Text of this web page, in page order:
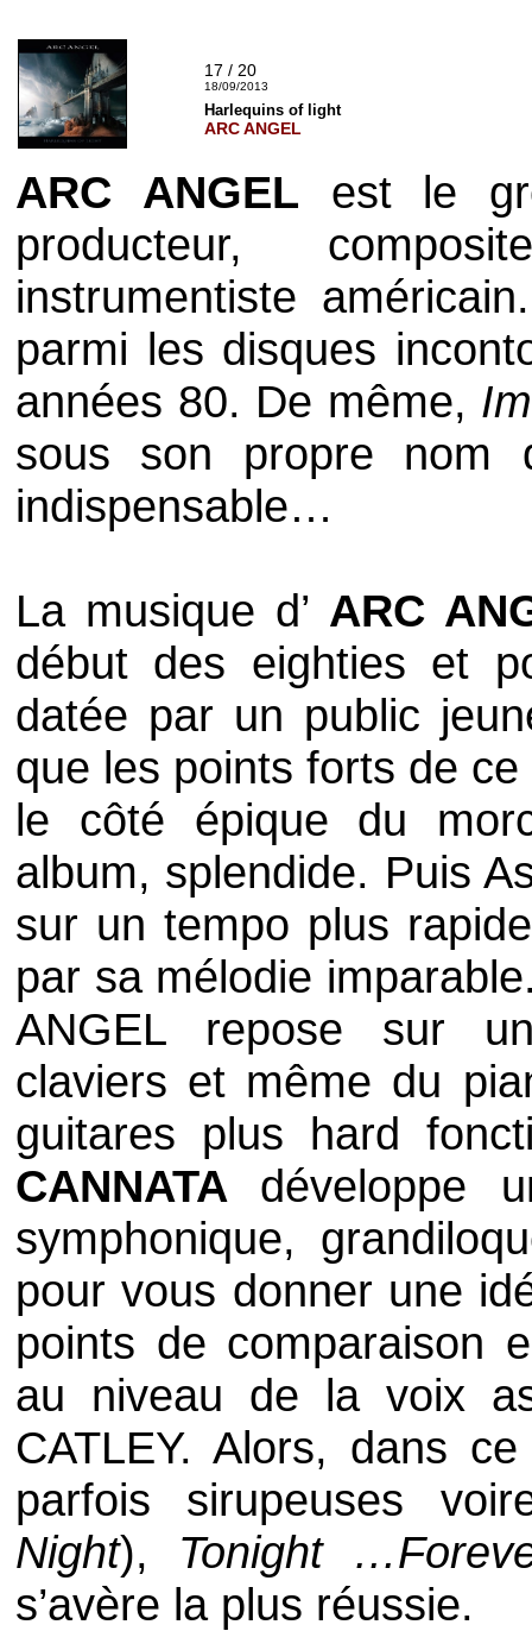
17 / 20
18/09/2013
Harlequins of light
ARC ANGEL
ARC ANGEL est le
producteur,
instrumentiste américain.
parmi les disques
années 80. De même,
sous son propre nom
indispensable…
La musique d’ ARC
début des eighties et
datée par un public
que les points forts de ce
le côté épique du
album, splendide. Puis
sur un tempo plus
par sa mélodie
ANGEL repose sur
claviers et même du
guitares plus hard
CANNATA développe
symphonique,
pour vous donner une
points de comparaison
au niveau de la voix
CATLEY. Alors, dans ce
parfois sirupeuses
Night), Tonight
s’avère la plus réussie.